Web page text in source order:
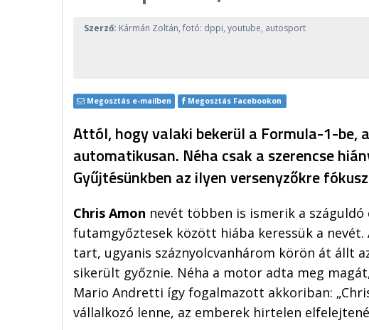
Szerző: Kármán Zoltán, fotó: dppi, youtube, autosport
Megosztás e-mailben Megosztás Facebookon
Attól, hogy valaki bekerül a Formula-1-be,
automatikusan. Néha csak a szerencse
Gyűjtésünkben az ilyen versenyzőkre
Chris Amon nevét többen is ismerik a
futamgyőztesek között hiába keressük a
tart, ugyanis száznyolcvanhárom körön át állt
sikerült győznie. Néha a motor adta meg
Mario Andretti így fogalmazott akkoriban:
vállalkozó lenne, az emberek hirtelen